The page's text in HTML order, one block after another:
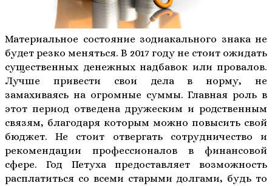
Материальное состояние зодиакального знака не
будет резко меняться. В 2017 году не стоит ожидать
существенных денежных надбавок или провалов.
Лучше привести свои дела в норму, не
замахиваясь на огромные суммы. Главная роль в
этот период отведена дружеским и родственным
связям, благодаря которым можно повысить свой
бюджет. Не стоит отвергать сотрудничество и
рекомендации профессионалов в финансовой
сфере. Год Петуха предоставляет возможность
расплатиться со всеми старыми долгами, будь то